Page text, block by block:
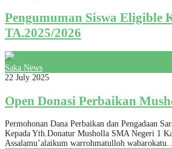
Pengumuman Siswa Eligible
TA.2025/2026
Saka News
22 July 2025
Open Donasi Perbaikan
Permohonan Dana Perbaikan dan Pengadaan
Kepada Yth.Donatur Musholla SMA Negeri 1
Assalamu’alaikum warrohmatulloh wabarokatu..